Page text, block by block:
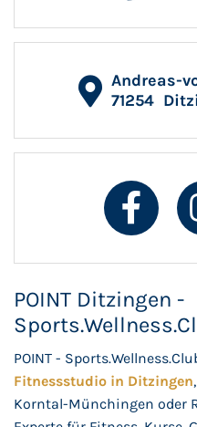
Andreas-
71254
POINT Ditzingen -
POINT -
Fitnessstudio in Ditzingen
Korntal-Münchingen oder